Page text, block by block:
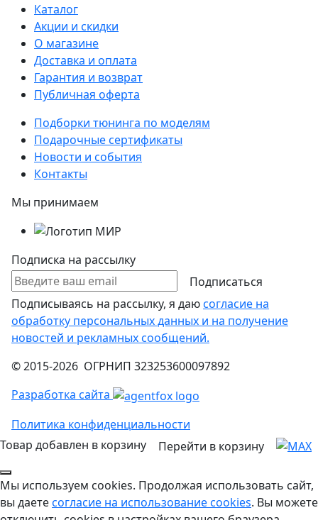
Каталог
Акции и скидки
О магазине
Доставка и оплата
Гарантия и возврат
Публичная оферта
Подборки тюнинга по моделям
Подарочные сертификаты
Новости и события
Контакты
Мы принимаем
Подписка на рассылку
Подписаться
Подписываясь на рассылку, я даюсогласие на
обработку персональных данных и на получение
новостей и рекламных сообщений.
© 2015-2026 ОГРНИП 323253600097892
Разработка сайта
Политика конфиденциальности
Товар добавлен в корзину
Перейти в корзину
Мы используем cookies. Продолжая использовать сайт,
вы даетесогласие на использование cookies. Вы можете